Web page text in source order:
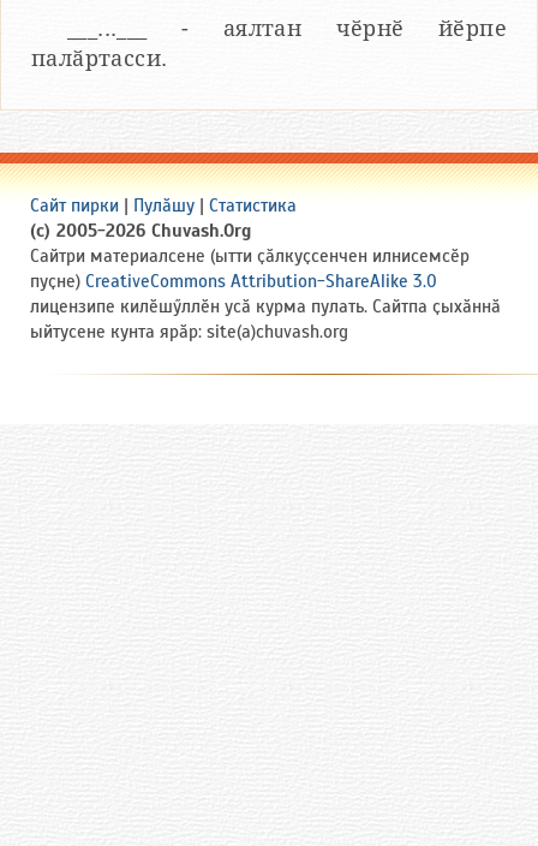
___...___ - аялтан чӗрнӗ йӗрпе
палӑртасси.
Сайт пирки | Пулӑшу | Статистика
(c) 2005-2026 Chuvash.Org
Сайтри материалсене (ытти ҫӑлкуҫсенчен илнисемсӗр
пуҫне) CreativeCommons Attribution-ShareAlike 3.0
лицензипе килӗшӳллӗн усӑ курма пулать. Сайтпа ҫыхӑннӑ
ыйтусене кунта ярӑр: site(a)chuvash.org